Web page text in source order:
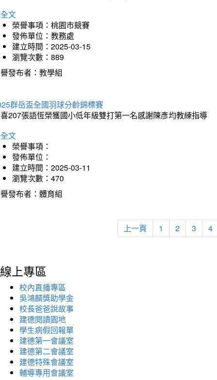
文
榮譽事項：桃園市競賽
發佈單位：教務處
建立時間：2025-03-15
瀏覽次數：889
發布者：教學組
群岳盃全國羽球分齡錦標賽
207張語恆榮獲國小低年級雙打第一名感謝陳彥均教練指導
文
榮譽事項：
發佈單位：
建立時間：2025-03-11
瀏覽次數：470
發布者：體育組
上一頁 1 2 3 4
線上專區
校內直播專區
吳鴻麟獎助學金
校長爸爸說故事
建德閱讀園地
學生病假回報單
建德第一會議室
建德第二會議室
建德特殊會議室
輔導專用會議室